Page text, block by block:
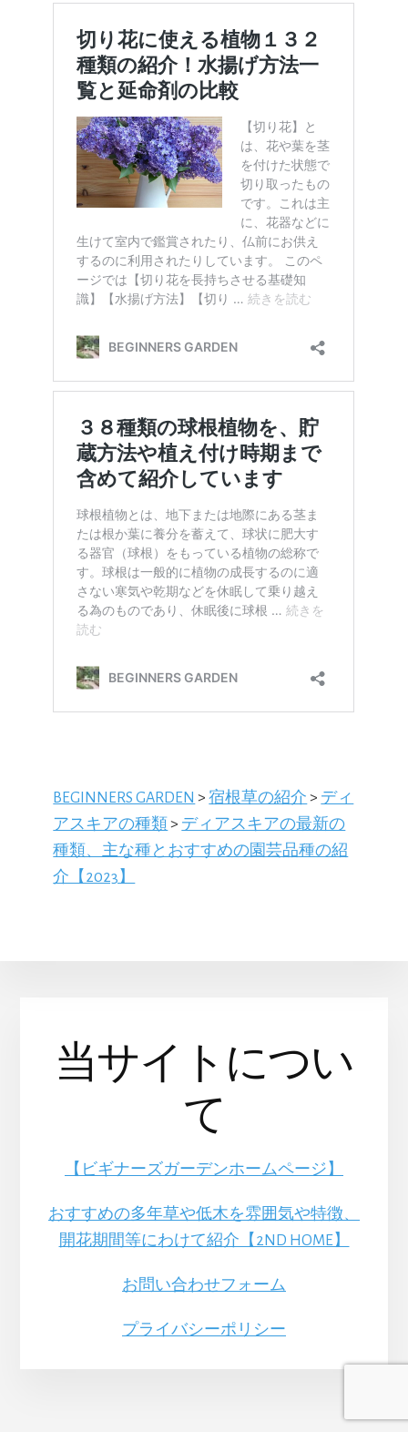
BEGINNERS GARDEN >宿根草の紹介 > ディ
アスキアの種類 > ディアスキアの最新の
種類、主な種とおすすめの園芸品種の紹
介【2023】
当サイトについ
て
【ビギナーズガーデンホームページ】
おすすめの多年草や低木を雰囲気や特徴、
開花期間等にわけて紹介【2ND HOME】
お問い合わせフォーム
プライバシーポリシー